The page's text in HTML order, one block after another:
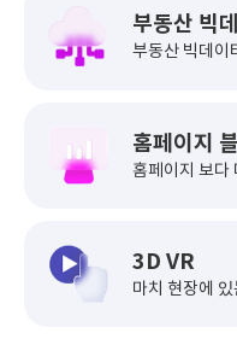
부동산 빅
부동산 빅데이
홈페이지
홈페이지 보다
3D VR
마치 현장에